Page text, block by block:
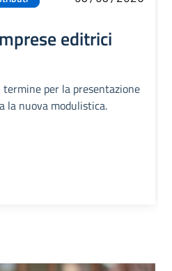
editrici
per la presentazione
la nuova modulistica.